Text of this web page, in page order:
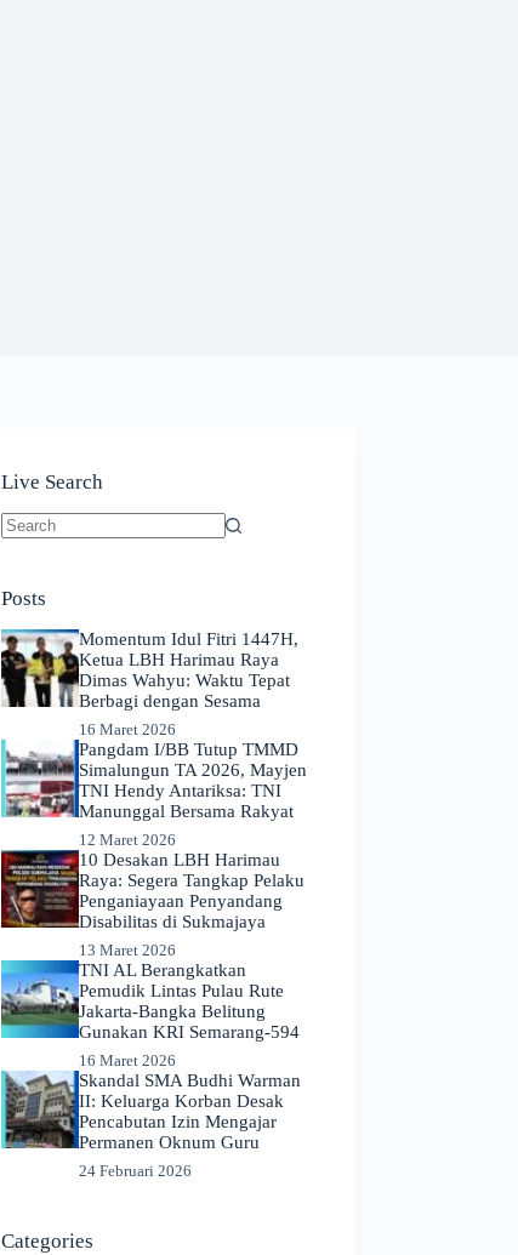
Live Search
Posts
Momentum Idul Fitri 1447H,
Ketua LBH Harimau Raya
Dimas Wahyu: Waktu Tepat
Berbagi dengan Sesama
16 Maret 2026
Pangdam I/BB Tutup TMMD
Simalungun TA 2026, Mayjen
TNI Hendy Antariksa: TNI
Manunggal Bersama Rakyat
12 Maret 2026
​10 Desakan LBH Harimau
Raya: Segera Tangkap Pelaku
Penganiayaan Penyandang
Disabilitas di Sukmajaya
13 Maret 2026
TNI AL Berangkatkan
Pemudik Lintas Pulau Rute
Jakarta-Bangka Belitung
Gunakan KRI Semarang-594
16 Maret 2026
Skandal SMA Budhi Warman
II: Keluarga Korban Desak
Pencabutan Izin Mengajar
Permanen Oknum Guru
24 Februari 2026
Categories